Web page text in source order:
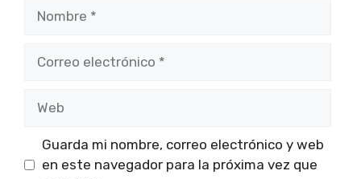
electrónico
Guarda mi nombre, correo electrónico y web
en este navegador para la próxima vez que